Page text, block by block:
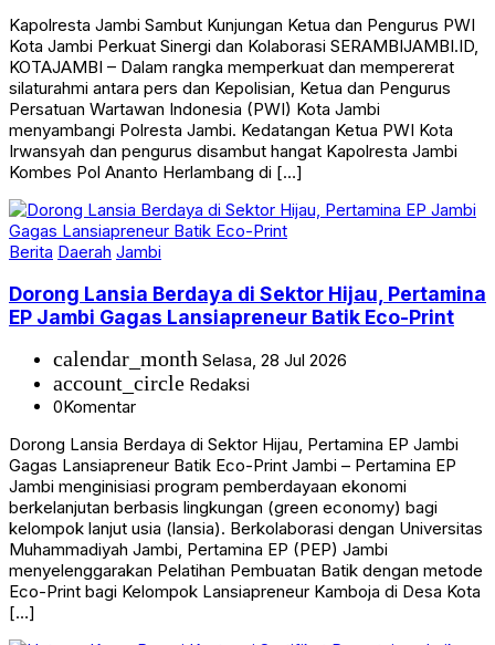
Kapolresta Jambi Sambut Kunjungan Ketua dan Pengurus PWI
Kota Jambi Perkuat Sinergi dan Kolaborasi SERAMBIJAMBI.ID,
KOTAJAMBI – Dalam rangka memperkuat dan mempererat
silaturahmi antara pers dan Kepolisian, Ketua dan Pengurus
Persatuan Wartawan Indonesia (PWI) Kota Jambi
menyambangi Polresta Jambi. Kedatangan Ketua PWI Kota
Irwansyah dan pengurus disambut hangat Kapolresta Jambi
Kombes Pol Ananto Herlambang di […]
Berita Daerah Jambi
Dorong Lansia Berdaya di Sektor Hijau, Pertamina
EP Jambi Gagas Lansiapreneur Batik Eco-Print
calendar_month Selasa, 28 Jul 2026
account_circle Redaksi
0Komentar
Dorong Lansia Berdaya di Sektor Hijau, Pertamina EP Jambi
Gagas Lansiapreneur Batik Eco-Print Jambi – Pertamina EP
Jambi menginisiasi program pemberdayaan ekonomi
berkelanjutan berbasis lingkungan (green economy) bagi
kelompok lanjut usia (lansia). Berkolaborasi dengan Universitas
Muhammadiyah Jambi, Pertamina EP (PEP) Jambi
menyelenggarakan Pelatihan Pembuatan Batik dengan metode
Eco-Print bagi Kelompok Lansiapreneur Kamboja di Desa Kota
[…]